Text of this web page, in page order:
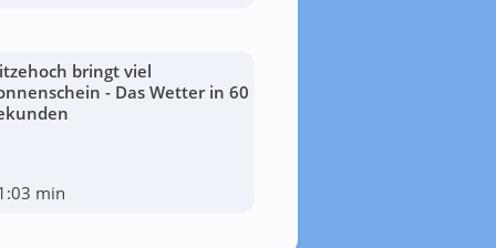
bringt viel
- Das Wetter in 60
min